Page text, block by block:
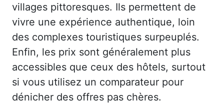
villages pittoresques. Ils permettent de
vivre une expérience authentique, loin
des complexes touristiques surpeuplés.
Enfin, les prix sont généralement plus
accessibles que ceux des hôtels, surtout
si vous utilisez un comparateur pour
dénicher des offres pas chères.